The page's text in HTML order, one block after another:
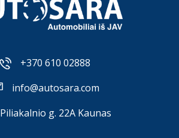
+370 610 02888
info@autosara.com
Piliakalnio g. 22A Kaunas